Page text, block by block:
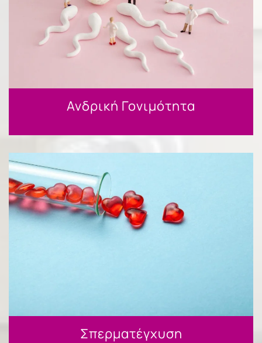
Ανδρική Γονιμότητα
Σπερματέγχυση